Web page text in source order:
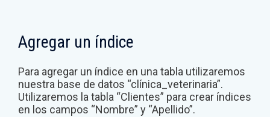
Agregar un índice
Para agregar un índice en una tabla utilizaremos
nuestra base de datos “clínica_veterinaria”.
Utilizaremos la tabla “Clientes” para crear índices
en los campos “Nombre” y “Apellido”.